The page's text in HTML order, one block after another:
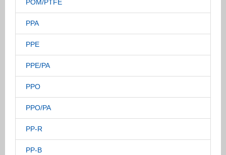
POM/PTFE
PPA
PPE
PPE/PA
PPO
PPO/PA
PP-R
PP-B